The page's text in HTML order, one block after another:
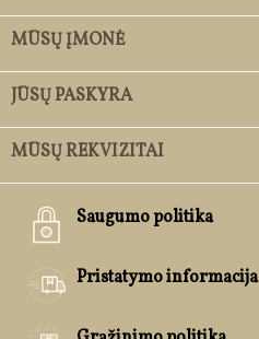
MŪSŲ ĮMONĖ
JŪSŲ PASKYRA
MŪSŲ REKVIZITAI
Saugumo politika
Pristatymo informacija